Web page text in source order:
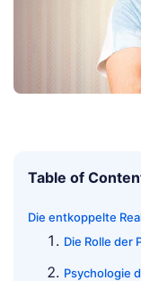
Table of
Die entkoppelte
Die Rolle der
Psychologie